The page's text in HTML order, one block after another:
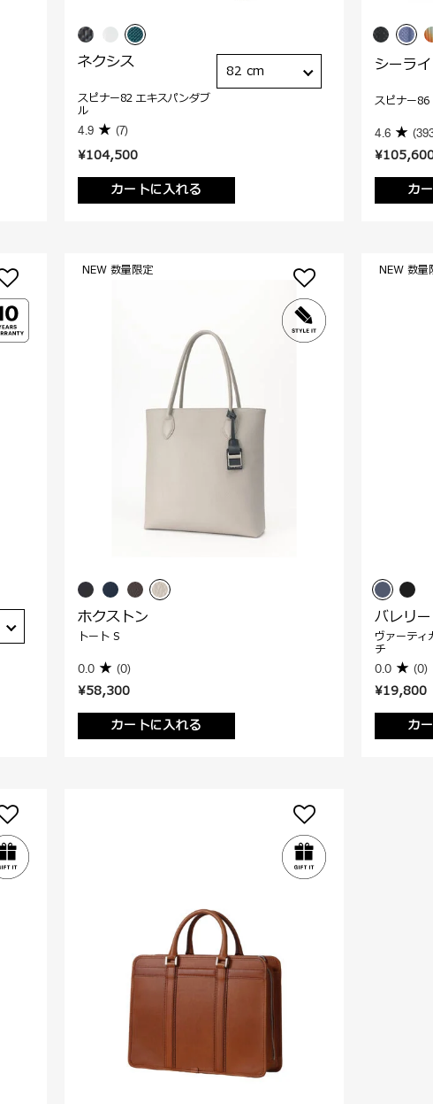
¥104,500
カートに入れる
ネクシス
スピナー82 エキスパンダブ
ル
4.9 (7)
82 cm
カ
シーラ
スピナー86
4.6
¥58,300
カートに入れる
NEW 数量限定
ホクストン
トート S
0.0 (0)
¥19,800
カ
NEW 数量
バレリー
ヴァーティ
チ
0.0 (0)